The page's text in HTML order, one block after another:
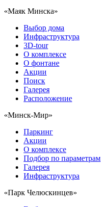
«Маяк Минска»
Выбор дома
Инфраструктура
3D-tour
О комплексе
О фонтане
Акции
Поиск
Галерея
Расположение
«Минск-Мир»
Паркинг
Акции
О комплексе
Подбор по параметрам
Галерея
Инфраструктура
«Парк Челюскинцев»